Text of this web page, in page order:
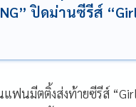
ปิดม่านซีรีส์
แฟนมีตติ้งส่งท้ายซีรีส์